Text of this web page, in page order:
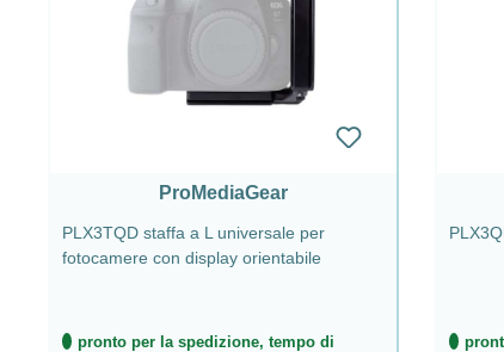
ProMediaGear
PLX3TQD staffa a L universale per
fotocamere con display orientabile
pronto per la spedizione, tempo di